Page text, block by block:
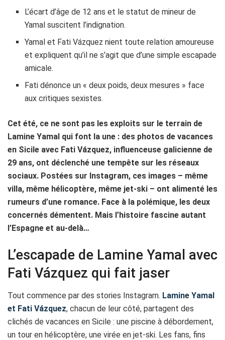
L’écart d’âge de 12 ans et le statut de mineur de
Yamal suscitent l’indignation.
Yamal et Fati Vázquez nient toute relation amoureuse
et expliquent qu’il ne s’agit que d’une simple escapade
amicale.
Fati dénonce un « deux poids, deux mesures » face
aux critiques sexistes.
Cet été, ce ne sont pas les exploits sur le terrain de
Lamine Yamal qui font la une : des photos de vacances
en Sicile avec Fati Vázquez, influenceuse galicienne de
29 ans, ont déclenché une tempête sur les réseaux
sociaux. Postées sur Instagram, ces images – même
villa, même hélicoptère, même jet-ski – ont alimenté les
rumeurs d’une romance. Face à la polémique, les deux
concernés démentent. Mais l’histoire fascine autant
l’Espagne et au-delà…
L’escapade de Lamine Yamal avec
Fati Vázquez qui fait jaser
Tout commence par des stories Instagram. Lamine Yamal
et Fati Vázquez, chacun de leur côté, partagent des
clichés de vacances en Sicile : une piscine à débordement,
un tour en hélicoptère, une virée en jet-ski. Les fans, fins